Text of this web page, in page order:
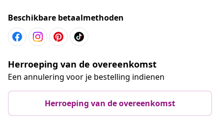
Beschikbare betaalmethoden
Herroeping van de overeenkomst
Een annulering voor je bestelling indienen
Herroeping van de overeenkomst